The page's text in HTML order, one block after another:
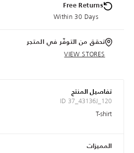
Free Returns
Within 30 Days
تحقق من التوفّر في المتجر
VIEW STORES
تفاصيل المنتج
ID 37_43136J_120
T-shirt
المميزات